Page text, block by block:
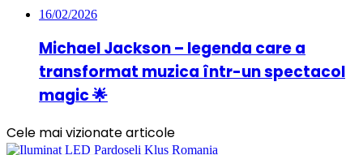
16/02/2026
Michael Jackson – legenda care a
transformat muzica într-un spectacol
magic 🌟
Cele mai vizionate articole